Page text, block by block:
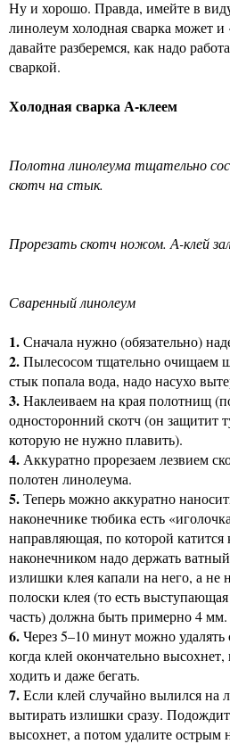
Ну и хорошо. Правда, имейте в
линолеум холодная сварка может и
давайте разберемся, как надо
сваркой.
Холодная сварка А-клеем
Полотна линолеума тщательно
скотч на стык.
Прорезать скотч ножом. А-клей
Сваренный линолеум
1.Сначала нужно (обязательно)
2.Пылесосом тщательно очищаем
стык попала вода, надо насухо
3.Наклеиваем на края полотнищ
односторонний скотч (он защитит
которую не нужно плавить).
4. Аккуратно прорезаем лезвием
полотен линолеума.
5.Теперь можно аккуратно
наконечнике тюбика есть
направляющая, по которой
наконечником надо держать
излишки клея капали на него, а не
полоски клея (то есть
часть) должна быть примерно 4 мм.
6.Через 5–10 минут можно удалять
когда клей окончательно
ходить и даже бегать.
7.Если клей случайно вылился на
вытирать излишки сразу.
высохнет, а потом удалите острым